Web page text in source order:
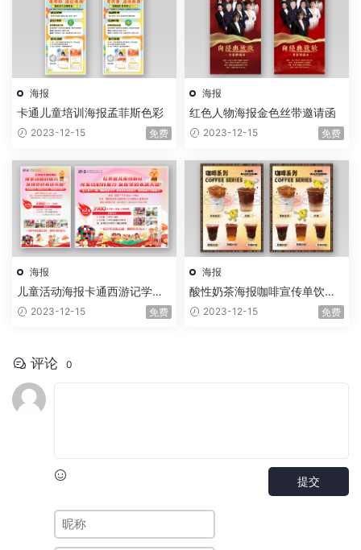
海报
卡通儿童培训海报孟菲斯色彩
2023-12-15 免费
海报
红色人物海报金色丝带邀请函
2023-12-15 免费
海报
儿童活动海报卡通西游记学校
活动2023-12-15 免费
海报
酸性奶茶海报咖啡宣传单饮品
海报2023-12-15 免费
评论 0
提交